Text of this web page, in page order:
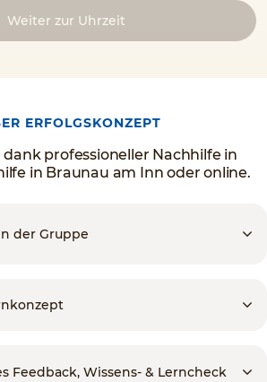
Weiter zur Uhrzeit
ERFOLGSKONZEPT
dank professioneller Nachhilfe in
in Braunau am Inn oder online.
der Gruppe
Feedback, Wissens- & Lerncheck